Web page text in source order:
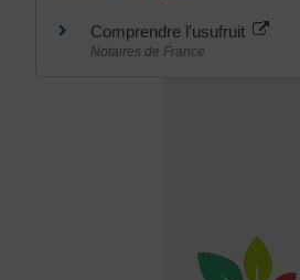
Comprendre l'usufruit
Notaires de France